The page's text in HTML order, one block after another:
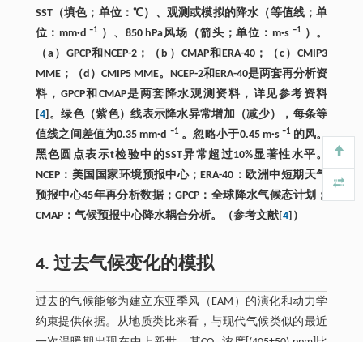
SST（填色；单位：℃）、观测或模拟的降水（等值线；单
位：mm·d –1 ）、850 hPa风场（箭头；单位：m·s –1）。
（a）GPCP和NCEP-2；（b）CMAP和ERA-40；（c）CMIP3
MME；（d）CMIP5 MME。NCEP-2和ERA-40是两套再分析资
料，GPCP和CMAP是两套降水观测资料，详见参考资料
[4]。绿色（紫色）线表示降水异常增加（减少），每条等
值线之间差值为0.35 mm·d –1。忽略小于0.45 m·s–1 的风。
黑色圆点表示t检验中的SST异常超过10%显著性水平。
NCEP：美国国家环境预报中心；ERA-40：欧洲中短期天气
预报中心45年再分析数据；GPCP：全球降水气候态计划；
CMAP：气候预报中心降水耦合分析。（参考文献[4]）
4. 过去气候变化的模拟
过去的气候能够为建立东亚季风（EAM）的演化和动力学
约束提供依据。从地质类比来看，与现代气候类似的最近